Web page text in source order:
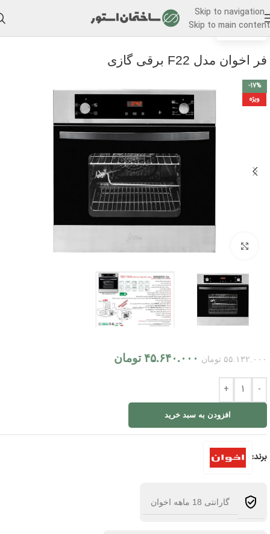
Skip to navigation
Skip to main content
خانه/فر توکار
فر اخوان مدل F22 برقی گازی
-17%
ویژه
۵۵.۱۳۲.۰۰۰ تومان ۴۵.۶۴۰.۰۰۰ تومان
-
+
افزودن به سبد خرید
برند:
گارانتی 18 ماهه اخوان